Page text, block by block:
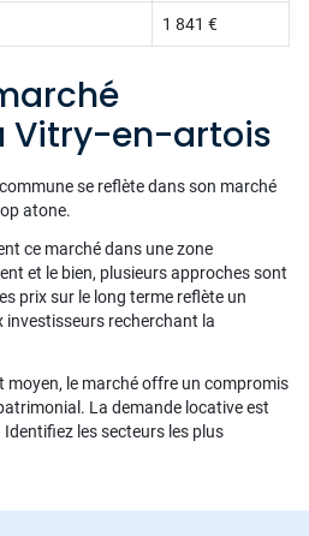
1 841 €
Vitry-en-artois
se reflète dans son marché
atone.
ce marché dans une zone
et le bien, plusieurs approches sont
prix sur le long terme reflète un
investisseurs recherchant la
moyen, le marché offre un compromis
La demande locative est
les secteurs les plus